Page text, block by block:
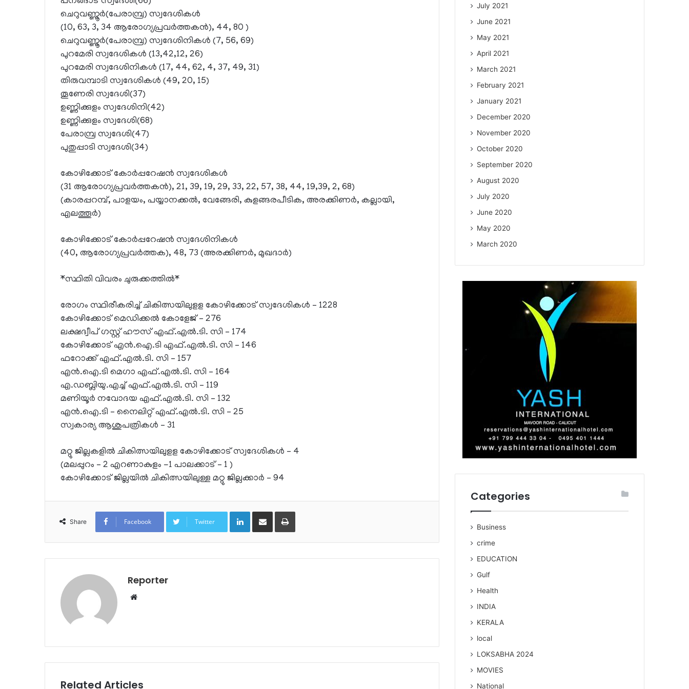
ചെറുവണ്ണൂര്‍(പേരാമ്പ്ര) സ്വദേശികള്‍
(10, 63, 3, 34 ആരോഗ്യപ്രവര്‍ത്തകന്‍), 44, 80 )
ചെറുവണ്ണൂര്‍(പേരാമ്പ്ര) സ്വദേശിനികള്‍ (7, 56, 69)
പുറമേരി സ്വദേശികള്‍ (13,42,12, 26)
പുറമേരി സ്വദേശിനികള്‍ (17, 44, 62, 4, 37, 49, 31)
തിരുവമ്പാടി സ്വദേശികള്‍ (49, 20, 15)
തൂണേരി സ്വദേശി(37)
ഉണ്ണിക്കുളം സ്വദേശിനി(42)
ഉണ്ണിക്കുളം സ്വദേശി(68)
പേരാമ്പ്ര സ്വദേശി(47)
പുതുപ്പാടി സ്വദേശി(34)
കോഴിക്കോട് കോര്‍പ്പറേഷന്‍ സ്വദേശികള്‍
(31 ആരോഗ്യപ്രവര്‍ത്തകന്‍), 21, 39, 19, 29, 33, 22, 57, 38, 44, 19,39, 2, 68)
(കാരപ്പറമ്പ്, പാളയം, പയ്യാനക്കല്‍, വേങ്ങേരി, കുളങ്ങരപീടിക, അരക്കിണര്‍, കല്ലായി,
എലത്തൂര്‍)
കോഴിക്കോട് കോര്‍പ്പറേഷന്‍ സ്വദേശിനികള്‍
(40, ആരോഗ്യപ്രവര്‍ത്തക), 48, 73 (അരക്കിണര്‍, മുഖദാര്‍)
*സ്ഥിതി വിവരം ചുരുക്കത്തില്‍*
രോഗം സ്ഥിരീകരിച്ച് ചികിത്സയിലുളള കോഴിക്കോട് സ്വദേശികള്‍ – 1228
കോഴിക്കോട് മെഡിക്കല്‍ കോളേജ് – 276
ലക്ഷദ്വീപ് ഗസ്റ്റ് ഹൗസ് എഫ്.എല്‍.ടി. സി – 174
കോഴിക്കോട് എന്‍.ഐ.ടി എഫ്.എല്‍.ടി. സി – 146
ഫറോക്ക് എഫ്.എല്‍.ടി. സി – 157
എന്‍.ഐ.ടി മെഗാ എഫ്.എല്‍.ടി. സി – 164
എ.ഡബ്ലിയു.എച്ച് എഫ്.എല്‍.ടി. സി – 119
മണിയൂര്‍ നവോദയ എഫ്.എല്‍.ടി. സി – 132
എന്‍.ഐ.ടി – നൈലിറ്റ് എഫ്.എല്‍.ടി. സി – 25
സ്വകാര്യ ആശുപത്രികള്‍ – 31
മറ്റു ജില്ലകളില്‍ ചികിത്സയിലുളള കോഴിക്കോട് സ്വദേശികള്‍ – 4
(മലപ്പുറം – 2 എറണാകുളം -1 പാലക്കാട് – 1 )
കോഴിക്കോട് ജില്ലയില്‍ ചികിത്സയിലുള്ള മറ്റു ജില്ലക്കാര്‍ – 94
Share Facebook Twitter
LinkedInShare via Email Print
Reporter
Website
Related Articles
July 2021
June 2021
May 2021
April 2021
March 2021
February 2021
January 2021
December 2020
November 2020
October 2020
September 2020
August 2020
July 2020
June 2020
May 2020
March 2020
Categories
Business
crime
EDUCATION
Gulf
Health
INDIA
KERALA
local
LOKSABHA 2024
MOVIES
National